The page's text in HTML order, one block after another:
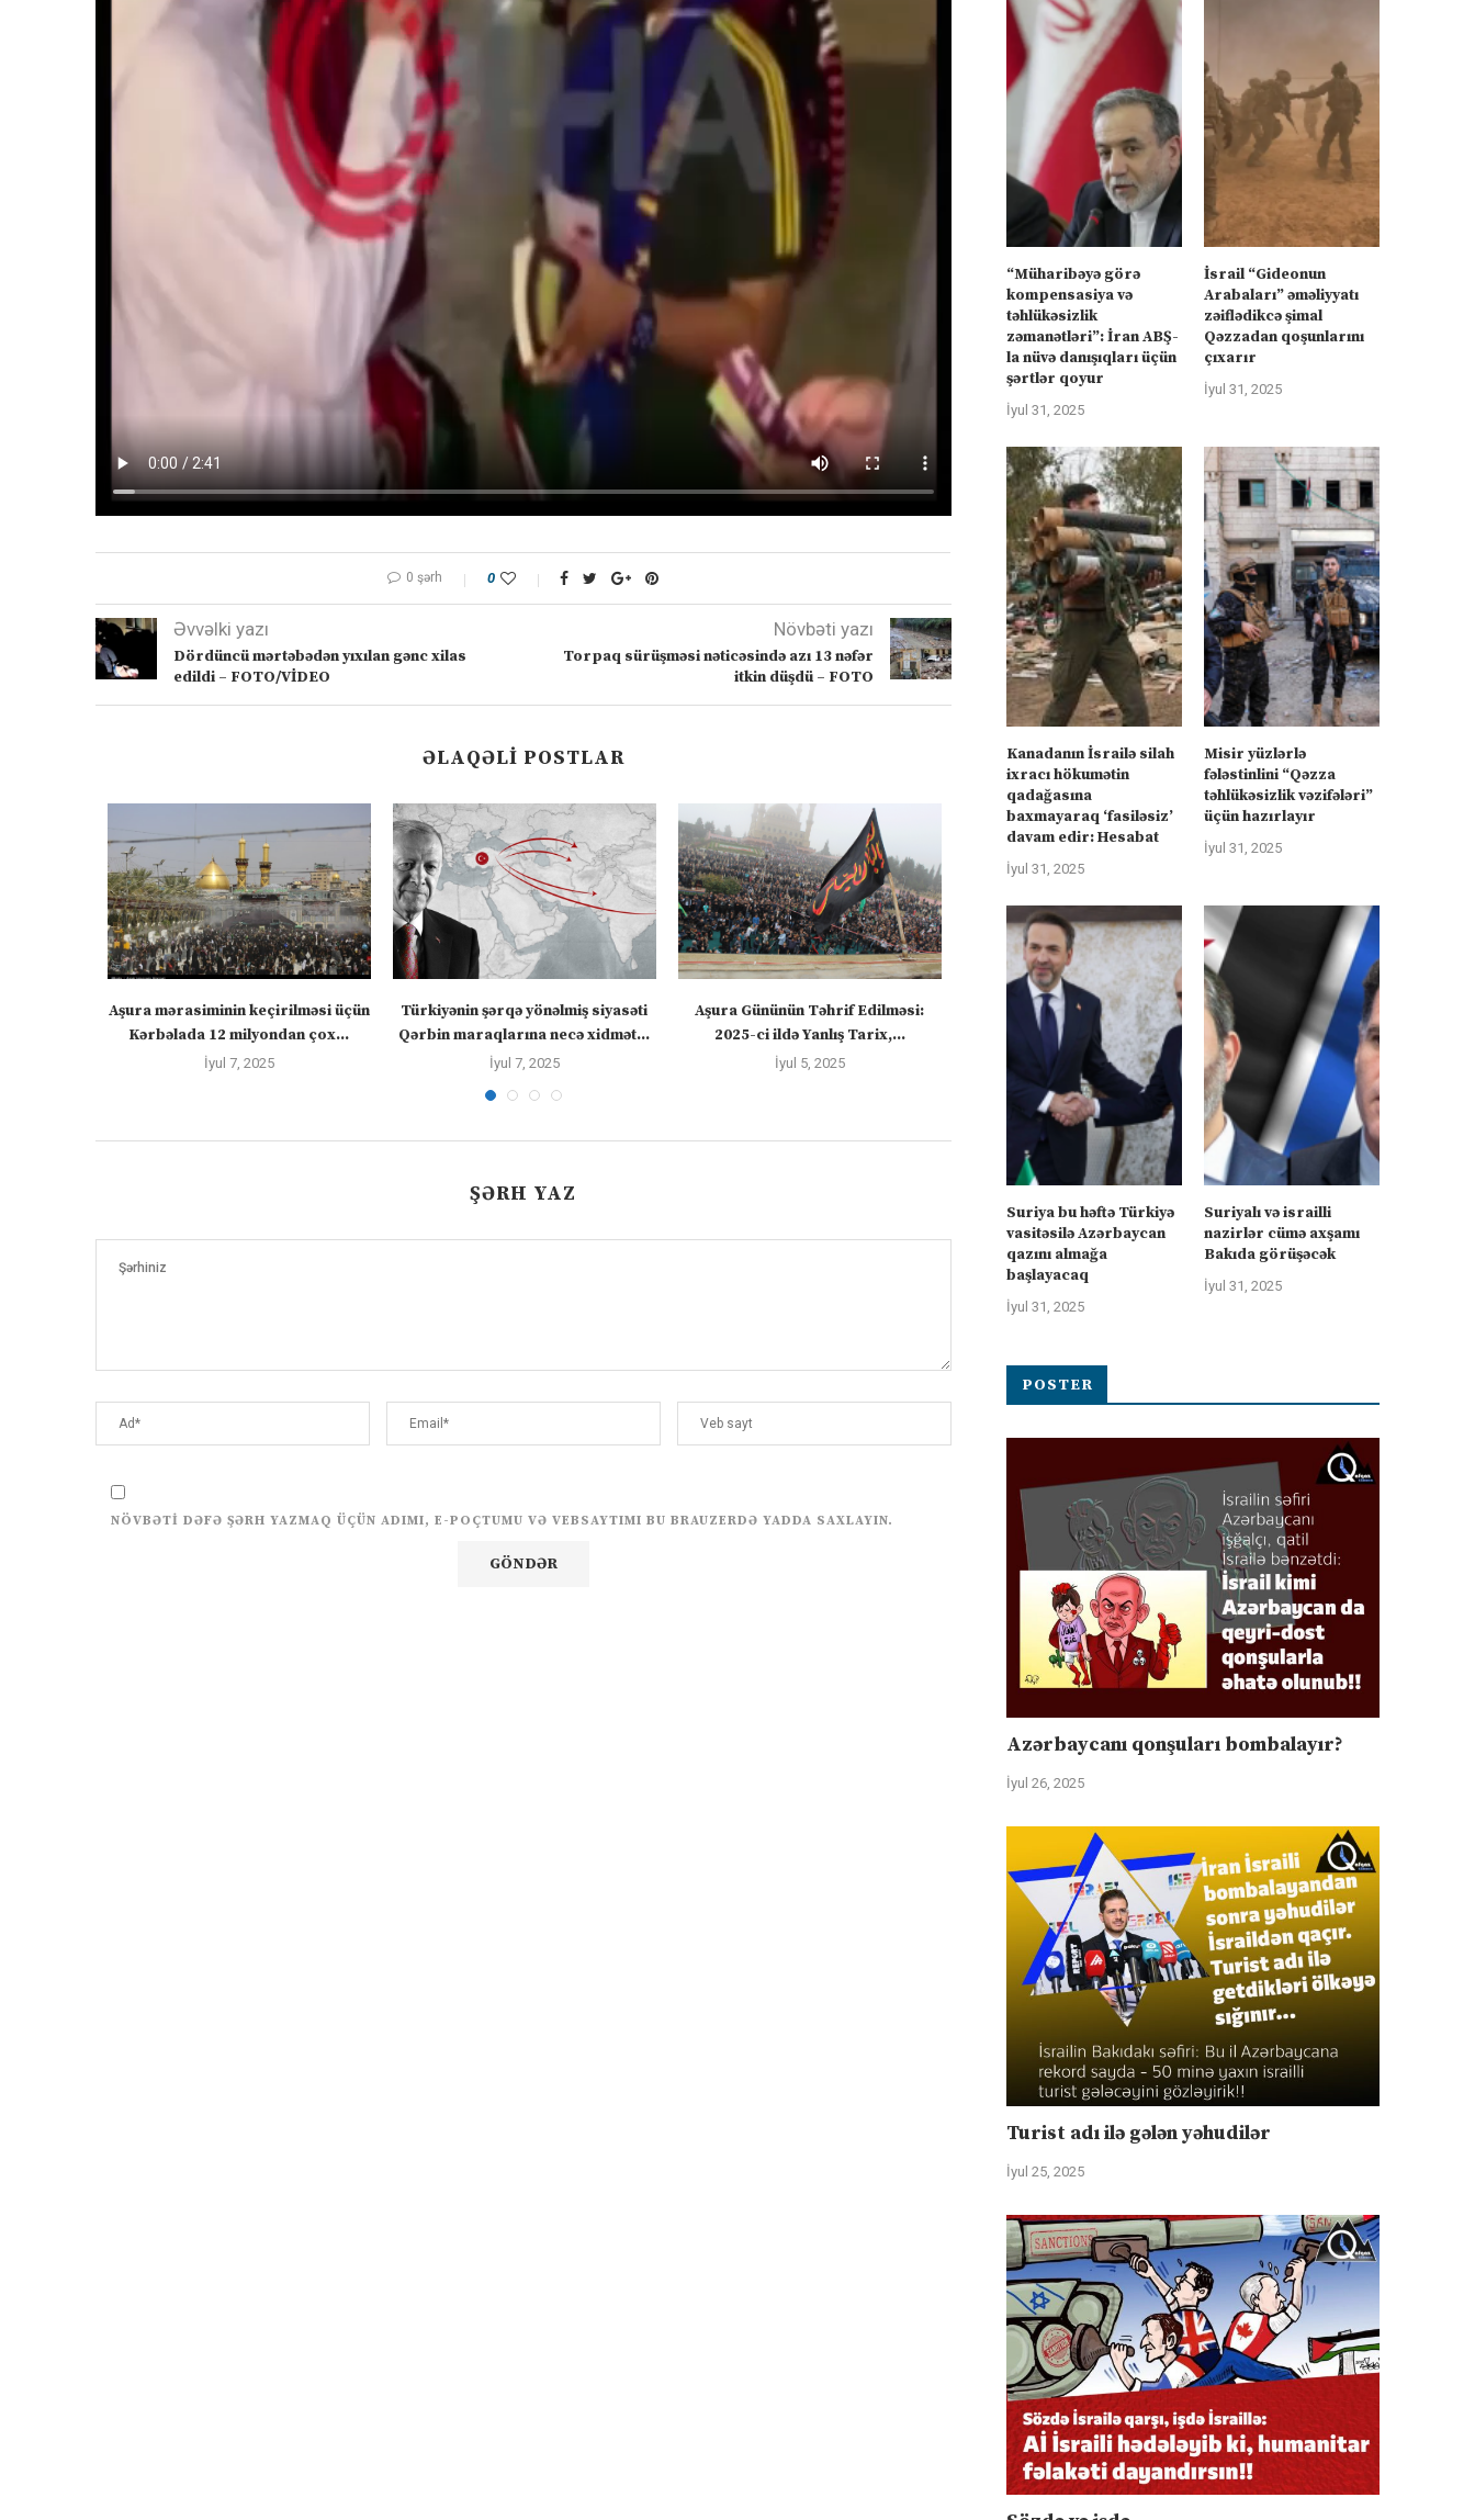
0 şərh 0
Əvvəlki yazı
Dördüncü mərtəbədən yıxılan gənc xilas
edildi – FOTO/VİDEO
Növbəti yazı
Torpaq sürüşməsi nəticəsində azı 13 nəfər
itkin düşdü – FOTO
ƏLAQƏLI POSTLAR
Aşura mərasiminin keçirilməsi üçün
Kərbəlada 12 milyondan çox...
İyul 7, 2025
Türkiyənin şərqə yönəlmiş siyasəti
Qərbin maraqlarına necə xidmət...
İyul 7, 2025
Aşura Gününün Təhrif Edilməsi:
2025-ci ildə Yanlış Tarix,...
İyul 5, 2025
Türkiyə Afrikanın neft və qazına can
atır –...
İyul 4, 2025
Türkiyə Afrikanın neft və
atır –...
İyul 4, 2025
ŞƏRH YAZ
NÖVBƏTI DƏFƏ ŞƏRH YAZMAQ ÜÇÜN ADIMI, E-POÇTUMU VƏ VEBSAYTIMI BU BRAUZERDƏ YADDA SAXLAYIN.
“Müharibəyə görə
kompensasiya və
təhlükəsizlik
zəmanətləri”: İran ABŞ-
la nüvə danışıqları üçün
şərtlər qoyur
İyul 31, 2025
İsrail “Gideonun
Arabaları” əməliyyatı
zəiflədikcə şimal
Qəzzadan qoşunlarını
çıxarır
İyul 31, 2025
Kanadanın İsrailə silah
ixracı hökumətin
qadağasına
baxmayaraq ‘fasiləsiz’
davam edir: Hesabat
İyul 31, 2025
Misir yüzlərlə
fələstinlini “Qəzza
təhlükəsizlik vəzifələri”
üçün hazırlayır
İyul 31, 2025
Suriya bu həftə Türkiyə
vasitəsilə Azərbaycan
qazını almağa
başlayacaq
İyul 31, 2025
Suriyalı və israilli
nazirlər cümə axşamı
Bakıda görüşəcək
İyul 31, 2025
POSTER
Azərbaycanı qonşuları bombalayır?
İyul 26, 2025
Turist adı ilə gələn yəhudilər
İyul 25, 2025